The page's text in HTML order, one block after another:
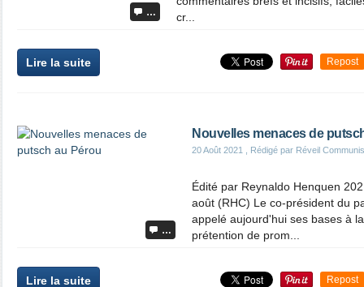
…
cr...
Lire la suite Repost
…
Nouvelles menaces de
20 Août 2021 , Rédigé par Réveil
Édité par Reynaldo Henquen
août (RHC) Le co-président du
appelé aujourd'hui ses bases à
prétention de prom...
Lire la suite Repost